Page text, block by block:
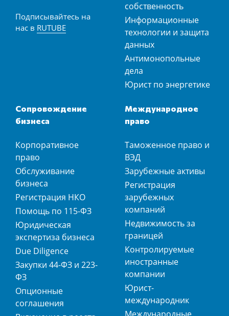
Подписывайтесь на
нас в RUTUBE
собственность
Информационные
технологии и защита
данных
Антимонопольные
дела
Юрист по энергетике
Сопровождение
бизнеса
Корпоративное
право
Обслуживание
бизнеса
Регистрация НКО
Помощь по 115-ФЗ
Юридическая
экспертиза бизнеса
Due Diligence
Закупки 44-ФЗ и 223-
ФЗ
Опционные
соглашения
Международное
право
Таможенное право и
ВЭД
Зарубежные активы
Регистрация
зарубежных
компаний
Недвижимость за
границей
Контролируемые
иностранные
компании
Юрист-
международник